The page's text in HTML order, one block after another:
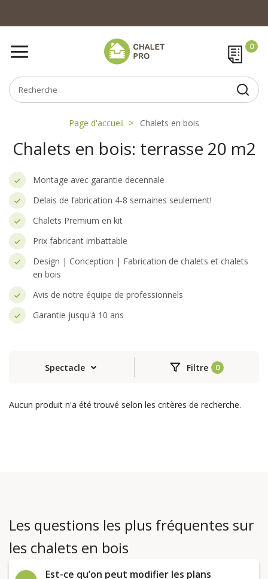
Page d'accueil Chalets en bois
Chalets en bois: terrasse 20 m2
Montage avec garantie decennale
Delais de fabrication 4-8 semaines seulement!
Chalets Premium en kit
Prix fabricant imbattable
Design | Conception | Fabrication de chalets et chalets
en bois
Avis de notre équipe de professionnels
Garantie jusqu'à 10 ans
Spectacle Filtre
Aucun produit n'a été trouvé selon les critères de recherche.
Les questions les plus fréquentes sur
les chalets en bois
Est-ce qu’on peut modifier les plans